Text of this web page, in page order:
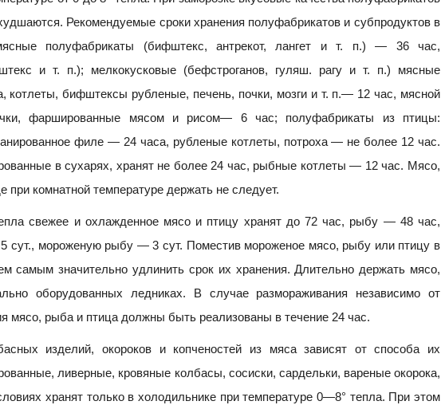
Рекомендуемые сроки хранения полуфабрикатов и субпродуктов в
полуфабрикаты (бифштекс, антрекот, лангет и т. п.) — 36 час,
и т. п.); мелкокусковые (бефстроганов, гуляш. рагу и т. п.) мясные
бифштексы рубленые, печень, почки, мозги и т. п.— 12 час, мясной
фаршированные мясом и рисом— 6 час; полуфабрикаты из птицы:
филе — 24 часа, рубленые котлеты, потроха — не более 12 час.
в сухарях, хранят не более 24 час, рыбные котлеты — 12 час. Мясо,
при комнатной температуре держать не следует.
свежее и охлажденное мясо и птицу хранят до 72 час, рыбу — 48 час,
сут., мороженую рыбу — 3 сут. Поместив мороженое мясо, рыбу или птицу в
самым значительно удлинить срок их хранения. Длительно держать мясо,
оборудованных ледниках. В случае размораживания независимо от
мясо, рыба и птица должны быть реализованы в течение 24 час.
изделий, окороков и копченостей из мяса зависят от способа их
ливерные, кровяные колбасы, сосиски, сардельки, вареные окорока,
хранят только в холодильнике при температуре 0—8° тепла. При этом